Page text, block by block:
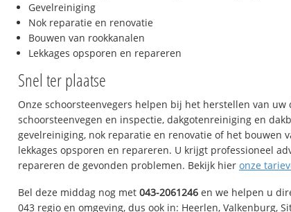
Gevelreiniging
Nok reparatie en renovatie
Bouwen van rookkanalen
Lekkages opsporen en repareren
Snel ter plaatse
Onze schoorsteenvegers helpen bij het herstellen van uw
schoorsteenvegen en inspectie, dakgotenreiniging en
gevelreiniging, nok reparatie en renovatie of het bouwen
lekkages opsporen en repareren. U krijgt professioneel
repareren de gevonden problemen. Bekijk hier onze
Bel deze middag nog met 043-2061246 en we helpen u
043 regio en omgeving, dus ook in: Heerlen, Valkenburg,